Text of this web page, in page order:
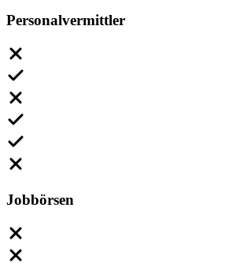
Personalvermittler
Jobbörsen